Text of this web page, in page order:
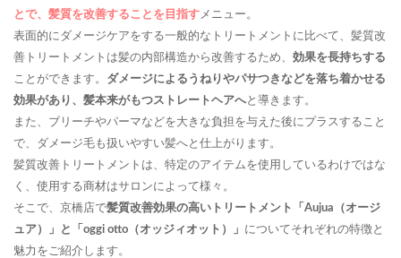
とで、髪質を改善することを目指すメニュー。
表面的にダメージケアをする一般的なトリートメントに比べて、髪質改
善トリートメントは髪の内部構造から改善するため、 効果を長持ちする
ことができます。 ダメージによるうねりやパサつきなどを落ち着かせる
効果があり、髪本来がもつストレートヘアへと導きます。
また、ブリーチやパーマなどを大きな負担を与えた後にプラスすること
で、ダメージ毛も扱いやすい髪へと仕上がります。
髪質改善トリートメントは、特定のアイテムを使用しているわけではな
く、使用する商材はサロンによって様々。
そこで、京橋店で髪質改善効果の高いトリートメント「Aujua（オージ
ュア）」と「oggi otto（オッジィオット）」 についてそれぞれの特徴と
魅力をご紹介します。